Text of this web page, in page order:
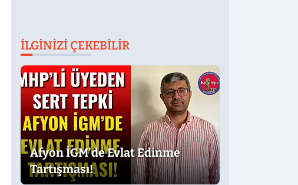
İLGINIZI ÇEKEBILIR
Afyon İGM’de Evlat Edinme
Tartışması!